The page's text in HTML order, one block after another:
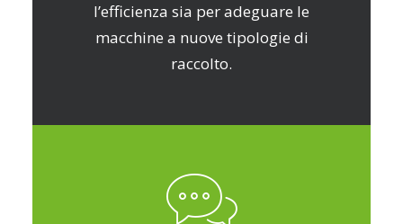
l’efficienza sia per adeguare le
macchine a nuove tipologie di
raccolto.